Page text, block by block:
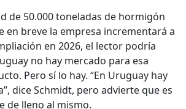
de 50.000 toneladas de hormigón
en breve la empresa incrementará a
en 2026, el lector podría
no hay mercado para esa
Pero sí lo hay. “En Uruguay hay
dice Schmidt, pero advierte que es
de lleno al mismo.